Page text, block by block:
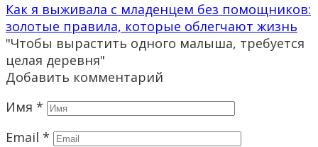
Как я выживала с младенцем без помощников:
золотые правила, которые облегчают жизнь
"Чтобы вырастить одного малыша, требуется
целая деревня"
Добавить комментарий
Имя *
Email *